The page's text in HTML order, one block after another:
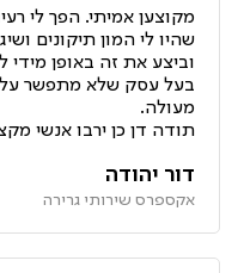
מקוצען אמיתי. הפך לי
שהיו לי המון תיקונים
וביצע את זה באופן
בעל עסק שלא מתפשר על
מעולה.
תודה דן כן ירבו אנשי
דור יהודה
אקספרס שירותי גרירה